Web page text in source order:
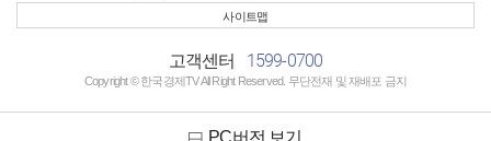
사이트맵
고객센터 1599-0700
Copyright © 한국경제TV All Right Reserved. 무단전재 및 재배포 금지
PC버전 보기